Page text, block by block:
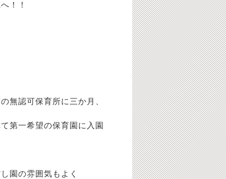
！！
無認可保育所に三か月、
第一希望の保育園に入園
園の雰囲気もよく